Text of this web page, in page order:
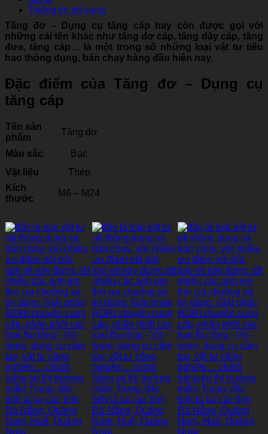
Thông tin bổ sung
Tăng đơ – Dụng cụ tăng cáp hay còn được gọi với
những cái tên khác như tăng đơ cáp, tăng dây cáp, tăng
đưa, tăng cáp… là một trong số những loại vật tư tiêu
hao thông dụng, bán chạy hàng đầu hiện nay.
Đặc điểm của Tăng đơ – Dụng cụ
tăng cáp
Tên sản
phẩm
Tăng đơ
Màu sắc
Bạc
Vật liệu
Thép
Kích
thước
M6 – M24